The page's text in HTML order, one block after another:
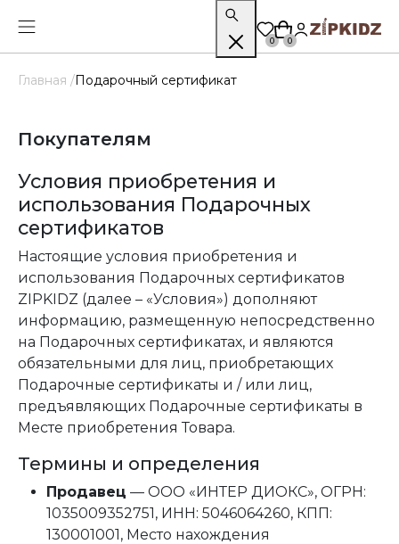
0 0
Главная /Подарочный сертификат
Покупателям
Условия приобретения и
использования Подарочных
сертификатов
Настоящие условия приобретения и
использования Подарочных сертификатов
ZIPKIDZ (далее – «Условия») дополняют
информацию, размещенную непосредственно
на Подарочных сертификатах, и являются
обязательными для лиц, приобретающих
Подарочные сертификаты и / или лиц,
предъявляющих Подарочные сертификаты в
Месте приобретения Товара.
Термины и определения
Продавец — ООО «ИНТЕР ДИОКС», ОГРН:
1035009352751, ИНН: 5046064260, КПП:
130001001, Место нахождения